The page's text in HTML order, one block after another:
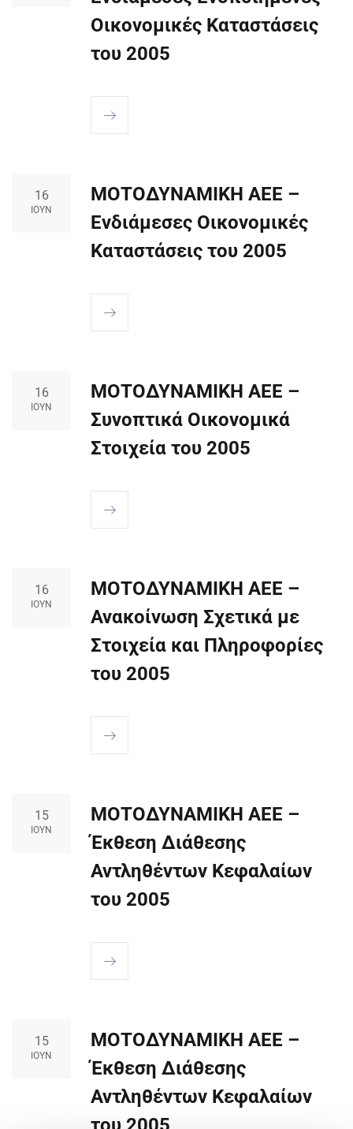
Οικονομικές Καταστάσεις
του 2005
16
ΙΟΎΝ
ΜΟΤΟΔΥΝΑΜΙΚΗ ΑΕΕ –
Ενδιάμεσες Οικονομικές
Καταστάσεις του 2005
16
ΙΟΎΝ
ΜΟΤΟΔΥΝΑΜΙΚΗ ΑΕΕ –
Συνοπτικά Οικονομικά
Στοιχεία του 2005
16
ΙΟΎΝ
ΜΟΤΟΔΥΝΑΜΙΚΗ ΑΕΕ –
Ανακοίνωση Σχετικά με
Στοιχεία και Πληροφορίες
του 2005
15
ΙΟΎΝ
ΜΟΤΟΔΥΝΑΜΙΚΗ ΑΕΕ –
Έκθεση Διάθεσης
Αντληθέντων Κεφαλαίων
του 2005
15
ΙΟΎΝ
ΜΟΤΟΔΥΝΑΜΙΚΗ ΑΕΕ –
Έκθεση Διάθεσης
Αντληθέντων Κεφαλαίων